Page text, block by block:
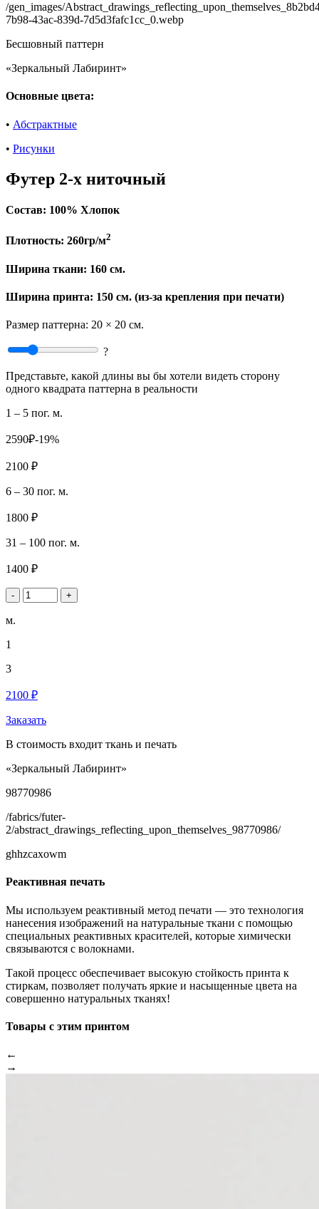
/gen_images/
7b98-43ac-839d-7d5d3fafc1cc_0.webp
Бесшовный паттерн
«Зеркальный Лабиринт»
Основные цвета:
• Абстрактные
• Рисунки
Футер 2-х ниточный
Состав: 100% Хлопок
Плотность: 260гр/м2
Ширина ткани: 160 см.
Ширина принта: 150 см. (из-за крепления при печати)
Размер паттерна: 20 × 20 см.
?
Представьте, какой длины вы бы хотели видеть сторону
одного квадрата паттерна в реальности
1 – 5 пог. м.
2590₽-19%
2100 ₽
6 – 30 пог. м.
1800 ₽
31 – 100 пог. м.
1400 ₽
- +
м.
1
3
2100 ₽
Заказать
В стоимость входит ткань и печать
«Зеркальный Лабиринт»
98770986
/fabrics/futer-
2/abstract_drawings_reflecting_upon_themselves_98770986/
ghhzcaxowm
Реактивная печать
Мы используем реактивный метод печати — это технология
нанесения изображений на натуральные ткани с помощью
специальных реактивных красителей, которые химически
связываются с волокнами.
Такой процесс обеспечивает высокую стойкость принта к
стиркам, позволяет получать яркие и насыщенные цвета на
совершенно натуральных тканях!
Товары с этим принтом
←
→